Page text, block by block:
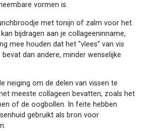
vormen is.
met tonijn of zalm voor het
bijdragen aan je collageeninname,
mee houden dat het "vlees" van vis
dan andere, minder wenselijke
neiging om de delen van vissen te
meeste collageen bevatten, zoals het
of de oogbollen. In feite hebben
gebruikt als bron voor